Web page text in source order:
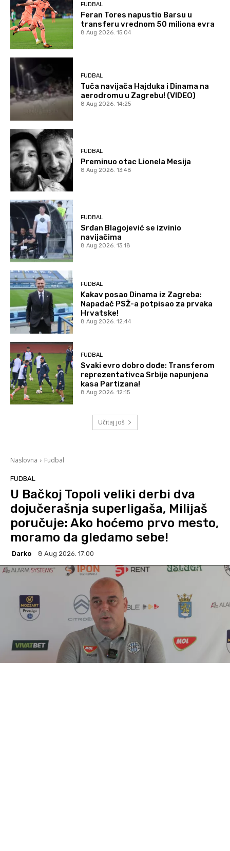
FUDBAL
Feran Tores napustio Barsu u
transferu vrednom 50 miliona evra
8 Aug 2026. 15:04
FUDBAL
Tuča navijača Hajduka i Dinama na
aerodromu u Zagrebu! (VIDEO)
8 Aug 2026. 14:25
FUDBAL
Preminuo otac Lionela Mesija
8 Aug 2026. 13:48
FUDBAL
Srđan Blagojević se izvinio
navijačima
8 Aug 2026. 13:18
FUDBAL
Kakav posao Dinama iz Zagreba:
Napadač PSŽ-a potpisao za prvaka
Hrvatske!
8 Aug 2026. 12:44
FUDBAL
Svaki evro dobro dođe: Transferom
reprezentativca Srbije napunjena
kasa Partizana!
8 Aug 2026. 12:15
Učitaj još